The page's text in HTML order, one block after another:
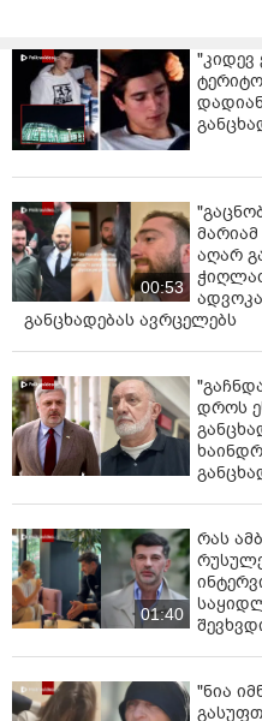
დიუშენის სინდრომის
ამ გზით იბრძვიან
სიკვდილი არ უნდათ.
გადარჩენა შეუძლიათ, ამ
უყურებენ.
ოჯახის სიწმინდის დღეს
ვისთვისაც ამ ბავშვების
ვისთვისაც ოჯახის ღალატს,
არ აქვს." - წერს ნანუკა
"კიდევ
00:53
აღარ
განცხადებას ავრცელებს
დროს
01:40
რას
"ნია